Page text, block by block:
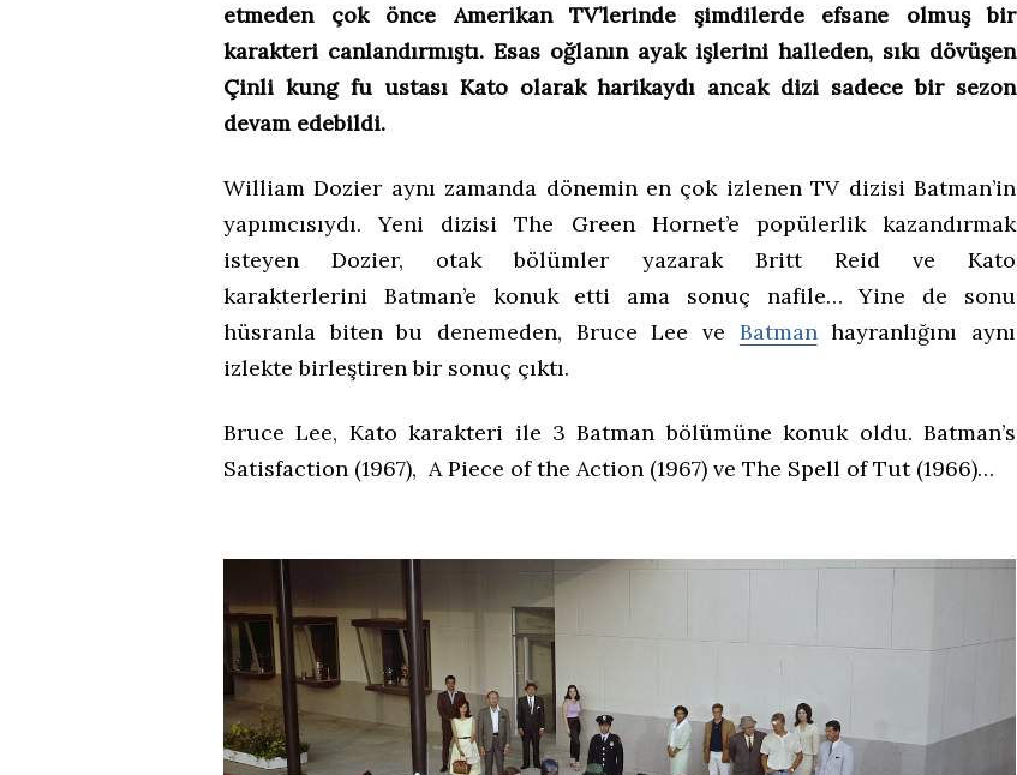
etmeden çok önce Amerikan TV’lerinde şimdilerde efsane olmuş bir
karakteri canlandırmıştı. Esas oğlanın ayak işlerini halleden, sıkı dövüşen
Çinli kung fu ustası Kato olarak harikaydı ancak dizi sadece bir sezon
devam edebildi.
William Dozier aynı zamanda dönemin en çok izlenen TV dizisi Batman’in
yapımcısıydı. Yeni dizisi The Green Hornet’e popülerlik kazandırmak
isteyen Dozier, otak bölümler yazarak Britt Reid ve Kato
karakterlerini Batman’e konuk etti ama sonuç nafile… Yine de sonu
hüsranla biten bu denemeden, Bruce Lee ve Batmanhayranlığını aynı
izlekte birleştiren bir sonuç çıktı.
Bruce Lee, Kato karakteri ile 3 Batman bölümüne konuk oldu. Batman’s
Satisfaction (1967), A Piece of the Action (1967) ve The Spell of Tut (1966)…